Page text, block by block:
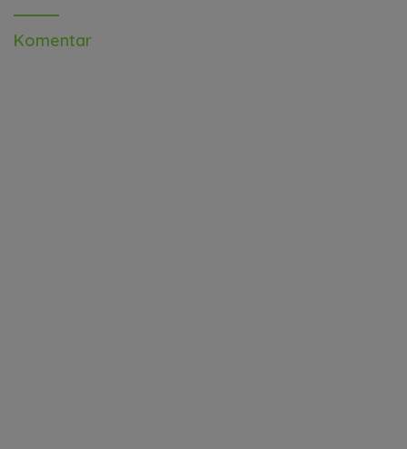
Komentar